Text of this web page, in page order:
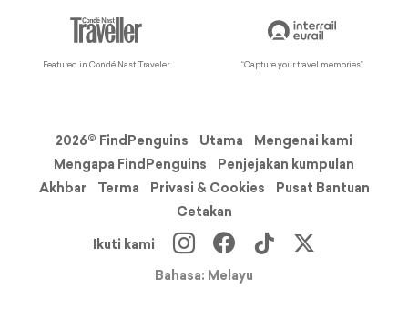
Featured in Condé Nast Traveler “Capture your travel memories”
2026© FindPenguins Utama
Mengenai kami
Mengapa FindPenguins
Penjejakan kumpulan
Akhbar
Terma Privasi & Cookies
Pusat Bantuan
Cetakan
Ikuti kami
Bahasa: Melayu